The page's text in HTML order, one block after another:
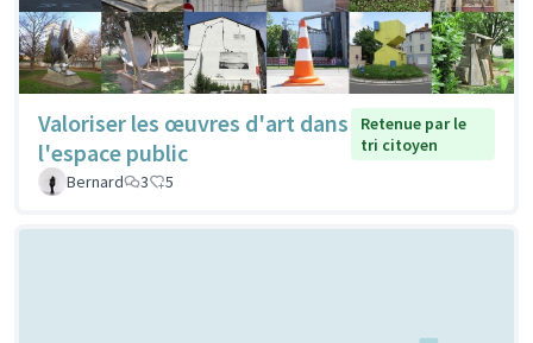
Valoriser les œuvres d'art dans
l'espace public
Retenue par le
tri citoyen
Bernard
3 5